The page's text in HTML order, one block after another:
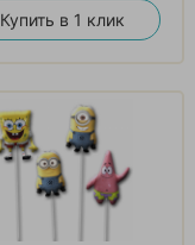
Купить в 1 клик